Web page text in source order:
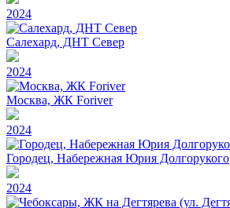
2024
Салехард, ДНТ Север
2024
Москва, ЖК Foriver
2024
Городец, Набережная Юрия Долгорукого
2024